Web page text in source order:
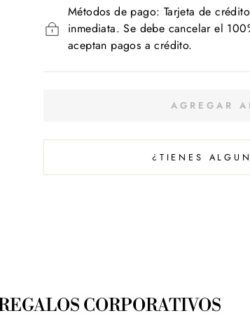
Métodos de pago: Tarjeta de
inmediata. Se debe cancelar el
aceptan pagos a crédito.
AGREGAR
¿TIENES
CORPORATIVOS